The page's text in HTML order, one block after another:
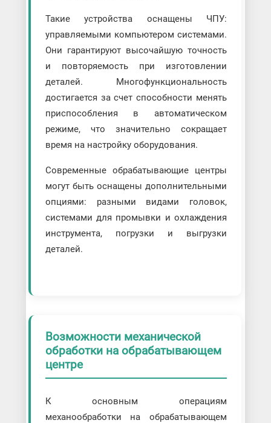
Такие устройства оснащены ЧПУ:
управляемыми компьютером системами.
Они гарантируют высочайшую точность
и повторяемость при изготовлении
деталей. Многофункциональность
достигается за счет способности менять
приспособления в автоматическом
режиме, что значительно сокращает
время на настройку оборудования.
Современные обрабатывающие центры
могут быть оснащены дополнительными
опциями: разными видами головок,
системами для промывки и охлаждения
инструмента, погрузки и выгрузки
деталей.
Возможности механической
обработки на обрабатывающем
центре
К основным операциям
механообработки на обрабатывающем